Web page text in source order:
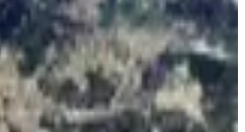
Andırın
3.737/m²· 12.04.2026
₺